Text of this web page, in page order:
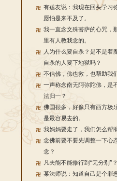
有莲友说：我现在回头学习
愿怕是来不及了。
我一直念文殊菩萨的心咒，
里有人教我念的。
人为什么要自杀？是不是着
自杀的人要下地狱吗？
不信佛，佛也救，也帮助我
一声称念南无阿弥陀佛，是
法归一？
佛国很多，好像只有西方极
是最容易去的。
我妈妈要走了，我们怎么帮
念佛前要不要先调整一下心
念？
凡夫能不能修行到“无分别”？
某法师说：知道自己是个罪